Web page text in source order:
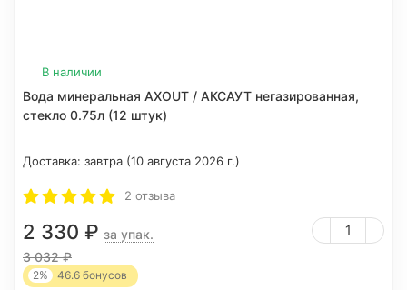
В наличии
Вода минеральная AXOUT / АКСАУТ негазированная,
стекло 0.75л (12 штук)
Доставка: завтра (10 августа 2026 г.)
2 отзыва
2 330 ₽ за упак.
3 032₽
2% 46.6 бонусов